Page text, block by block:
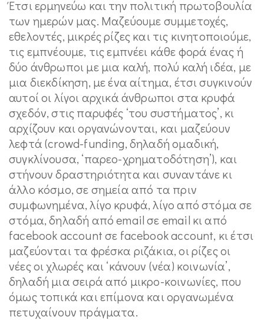
Έτσι ερμηνεύω και την πολιτική πρωτοβουλία
των ημερών μας. Μαζεύουμε συμμετοχές,
εθελοντές, μικρές ρίζες και τις κινητοποιούμε,
τις εμπνέουμε, τις εμπνέει κάθε φορά ένας ή
δύο άνθρωποι με μια καλή, πολύ καλή ιδέα, με
μια διεκδίκηση, με ένα αίτημα, έτσι συγκινούν
αυτοί οι λίγοι αρχικά άνθρωποι στα κρυφά
σχεδόν, στις παρυφές ‘του συστήματος’, κι
αρχίζουν και οργανώνονται, και μαζεύουν
λεφτά (crowd-funding, δηλαδή ομαδική,
συγκλίνουσα, ‘παρεο-χρηματοδότηση’), και
στήνουν δραστηριότητα και συναντάνε κι
άλλο κόσμο, σε σημεία από τα πριν
συμφωνημένα, λίγο κρυφά, λίγο από στόμα σε
στόμα, δηλαδή από email σε email κι από
facebook account σε facebook account, κι έτσι
μαζεύονται τα φρέσκα ριζάκια, οι ρίζες οι
νέες οι χλωρές και ‘κάνουν (νέα) κοινωνία’,
δηλαδή μια σειρά από μικρο-κοινωνίες, που
όμως τοπικά και επίμονα και οργανωμένα
πετυχαίνουν πράγματα.